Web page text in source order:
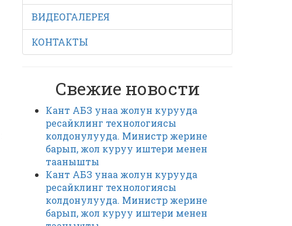
ВИДЕОГАЛЕРЕЯ
КОНТАКТЫ
Свежие новости
Кант АБЗ унаа жолун курууда
ресайклинг технологиясы
колдонулууда. Министр жерине
барып, жол куруу иштери менен
таанышты
Кант АБЗ унаа жолун курууда
ресайклинг технологиясы
колдонулууда. Министр жерине
барып, жол куруу иштери менен